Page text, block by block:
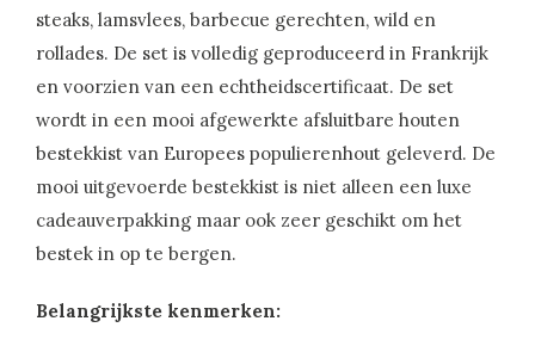
steaks, lamsvlees, barbecue gerechten, wild en
rollades. De set is volledig geproduceerd in Frankrijk
en voorzien van een echtheidscertificaat. De set
wordt in een mooi afgewerkte afsluitbare houten
bestekkist van Europees populierenhout geleverd. De
mooi uitgevoerde bestekkist is niet alleen een luxe
cadeauverpakking maar ook zeer geschikt om het
bestek in op te bergen.
Belangrijkste kenmerken: